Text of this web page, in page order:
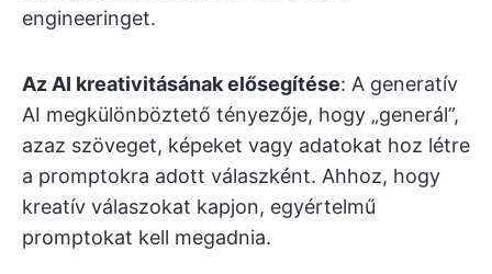
engineeringet.
Az AI kreativitásának elősegítése: A generatív
AI megkülönböztető tényezője, hogy „generál”,
azaz szöveget, képeket vagy adatokat hoz létre
a promptokra adott válaszként. Ahhoz, hogy
kreatív válaszokat kapjon, egyértelmű
promptokat kell megadnia.